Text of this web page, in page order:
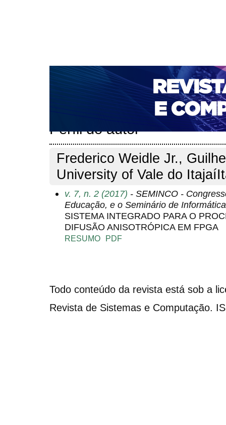
CAPA SOBRE ACESSO CADASTRO
NOTÍCIAS
PORTAL DE REVISTAS DA UNIFACS
PARA AVALIADORES
NOVA SUBMISSÃO
Perfil do autor
Frederico Weidle Jr.,
University of Vale do
v. 7, n. 2 (2017) - SEMINCO -
Educação, e o Seminário de
SISTEMA INTEGRADO PARA O
DIFUSÃO ANISOTRÓPICA EM FPGA
RESUMO PDF
Todo conteúdo da revista está sob a
Revista de Sistemas e Computação.